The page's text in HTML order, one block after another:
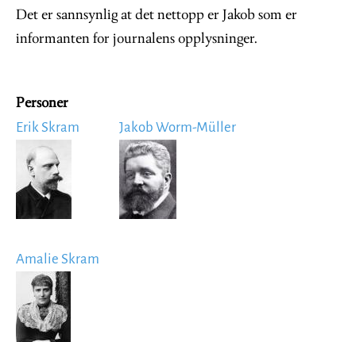
Det er sannsynlig at det nettopp er Jakob som er
informanten for journalens opplysninger.
Personer
Erik Skram
Image
Jakob Worm-Müller
Image
Amalie Skram
Image